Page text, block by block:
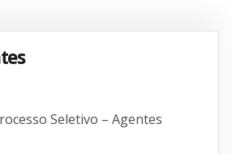
Seletivo – Agentes